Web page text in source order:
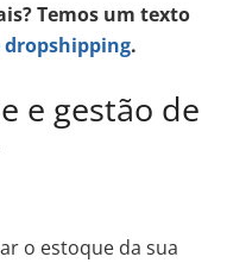
Temos um texto
dropshipping.
e gestão de
o estoque da sua